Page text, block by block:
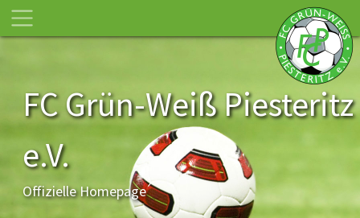
FC Grün-Weiß Piesteritz
e.V.
Offizielle Homepage